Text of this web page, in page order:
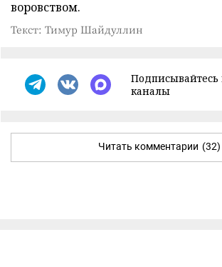
воровством.
Текст: Тимур Шайдуллин
каналы
Читать комментарии (32)